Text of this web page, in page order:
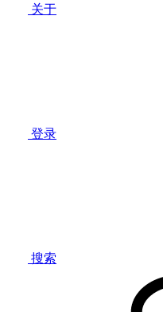
关于
登录
搜索